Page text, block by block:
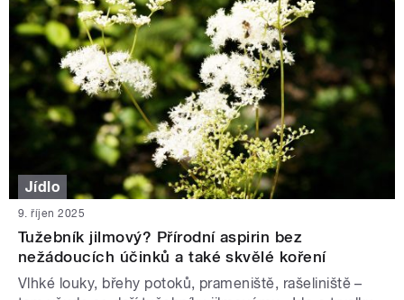
Jídlo
9. říjen 2025
Tužebník jilmový? Přírodní aspirin bez
nežádoucích účinků a také skvělé koření
Vlhké louky, břehy potoků, prameniště, rašeliniště –